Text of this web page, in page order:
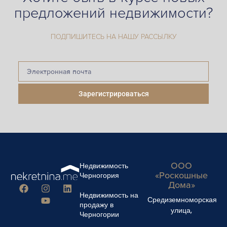
предложений недвижимости?
ПОДПИШИТЕСЬ НА НАШУ РАССЫЛКУ
Зарегистрироваться
Недвижимость
Черногория
Недвижимость на
продажу в
Черногории
ООО
«Роскошные
Дома»
Средиземноморская
улица,